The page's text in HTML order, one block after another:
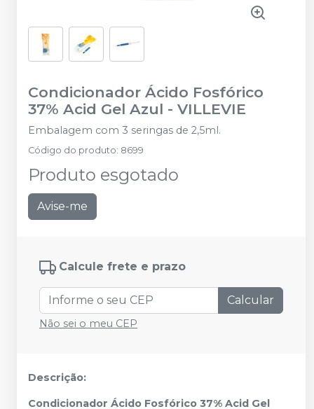
Condicionador Ácido Fosfórico
37% Acid Gel Azul - VILLEVIE
Embalagem com 3 seringas de 2,5ml.
Código do produto: 8699
Produto esgotado
Avise-me
Calcule frete e prazo
Calcular
Não sei o meu CEP
Descrição:
Condicionador Ácido Fosfórico 37% Acid Gel